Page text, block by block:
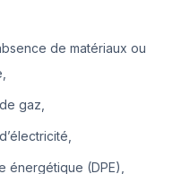
de matériaux ou
gaz,
énergétique (DPE),